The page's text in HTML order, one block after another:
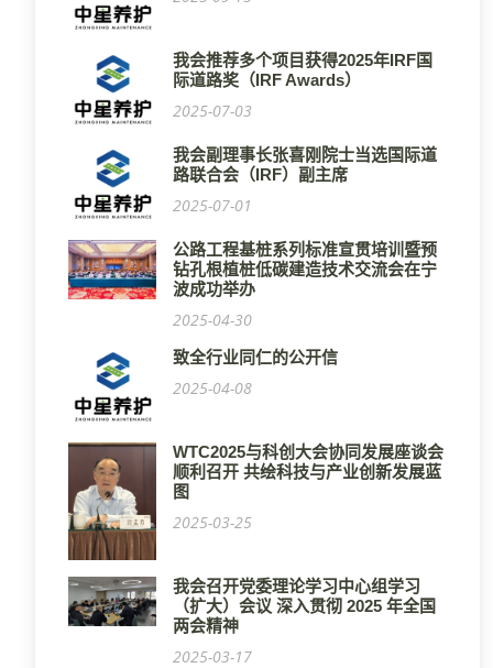
我会推荐多个项目获得2025年IRF国
际道路奖（IRF Awards）
2025-07-03
我会副理事长张喜刚院士当选国际道
路联合会（IRF）副主席
2025-07-01
公路工程基桩系列标准宣贯培训暨预
钻孔根植桩低碳建造技术交流会在宁
波成功举办
2025-04-30
致全行业同仁的公开信
2025-04-08
WTC2025与科创大会协同发展座谈会
顺利召开 共绘科技与产业创新发展蓝
图
2025-03-25
我会召开党委理论学习中心组学习
（扩大）会议 深入贯彻 2025 年全国
两会精神
2025-03-17